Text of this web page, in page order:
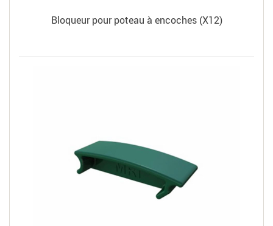
Bloqueur pour poteau à encoches (X12)